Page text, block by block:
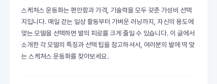
스케쳐스 운동화는 편안함과 가격, 기술력을 모두 갖춘 가성비 선택
지입니다. 매일 걷는 일상 활동부터 가벼운 러닝까지, 자신의 용도에
맞는 모델을 선택하면 발의 피로를 크게 줄일 수 있습니다. 이 글에서
소개한 각 모델의 특징과 선택 팁을 참고하셔서, 여러분의 발에 딱 맞
는 스케쳐스 운동화를 찾아보세요.